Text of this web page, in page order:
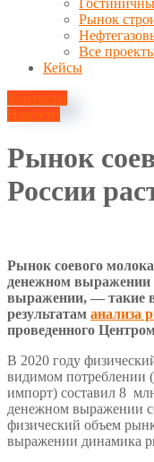
Рынок
Все
Кейсы
Контакты
Новости
Рынок
России
Рынок соевого
денежном выражении
выражении, — такие
результатам анализа
проведенного
В 2020 году
видимом потреблении
импорт) составил 8
денежном выражении
физический объем
выражении динамика